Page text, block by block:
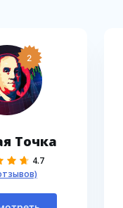
2
Точка
4.7